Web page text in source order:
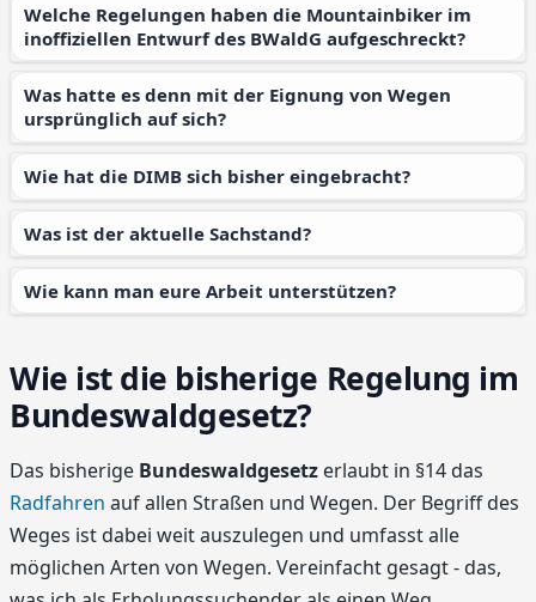
Welche Regelungen haben die Mountainbiker im
inoffiziellen Entwurf des BWaldG aufgeschreckt?
Was hatte es denn mit der Eignung von Wegen
ursprünglich auf sich?
Wie hat die DIMB sich bisher eingebracht?
Was ist der aktuelle Sachstand?
Wie kann man eure Arbeit unterstützen?
Wie ist die bisherige Regelung im
Bundeswaldgesetz?
Das bisherige Bundeswaldgesetz erlaubt in §14 das
Radfahren auf allen Straßen und Wegen. Der Begriff des
Weges ist dabei weit auszulegen und umfasst alle
möglichen Arten von Wegen. Vereinfacht gesagt - das,